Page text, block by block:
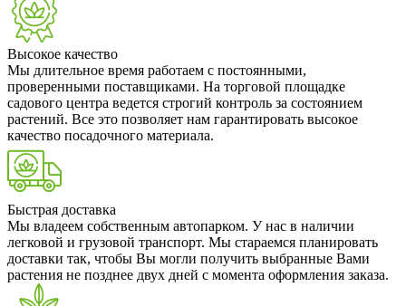
Высокое качество
Мы длительное время работаем с постоянными,
проверенными поставщиками. На торговой площадке
садового центра ведется строгий контроль за состоянием
растений. Все это позволяет нам гарантировать высокое
качество посадочного материала.
Быстрая доставка
Мы владеем собственным автопарком. У нас в наличии
легковой и грузовой транспорт. Мы стараемся планировать
доставки так, чтобы Вы могли получить выбранные Вами
растения не позднее двух дней с момента оформления заказа.